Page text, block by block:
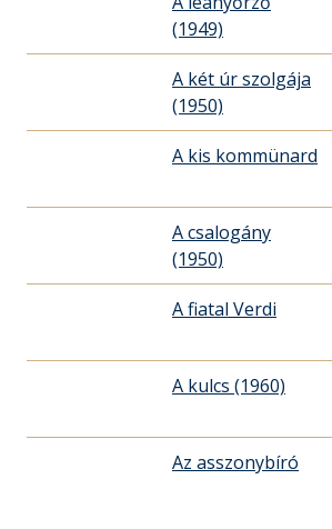
(1949)
A két úr szolgája
(1950)
A kis kommünard
A csalogány
(1950)
A fiatal Verdi
A kulcs (1960)
Az asszonybíró